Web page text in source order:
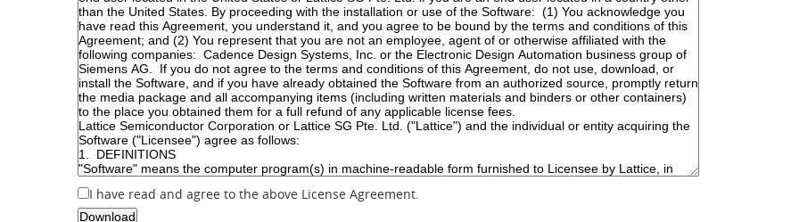
I have read and agree to the above License Agreement.